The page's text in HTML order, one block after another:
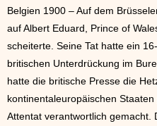
Belgien 1900 – Auf dem
auf Albert Eduard, Prince of
scheiterte. Seine Tat hatte ein
britischen Unterdrückung im
hatte die britische Presse die
kontinentaleuropäischen
Attentat verantwortlich gemacht.